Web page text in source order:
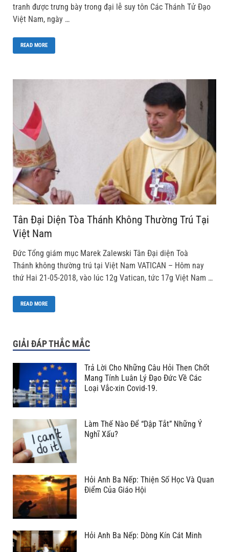
tranh được trưng bày trong đại lễ suy tôn Các Thánh Tử Đạo
Việt Nam, ngày …
READ MORE
Tân Đại Diện Tòa Thánh Không Thường Trú Tại
Việt Nam
Đức Tổng giám mục Marek Zalewski Tân Đại diện Toà
Thánh không thường trú tại Việt Nam VATICAN – Hôm nay
thứ Hai 21-05-2018, vào lúc 12g Vatican, tức 17g Việt Nam …
READ MORE
GIẢI ĐÁP THẮC MẮC
Trả Lời Cho Những Câu Hỏi Then Chốt
Mang Tính Luân Lý Đạo Đức Về Các
Loại Vắc-xin Covid-19.
Làm Thế Nào Để “Dập Tắt” Những Ý
Nghĩ Xấu?
Hỏi Anh Ba Nếp: Thiện Số Học Và Quan
Điểm Của Giáo Hội
Hỏi Anh Ba Nếp: Dòng Kín Cát Minh